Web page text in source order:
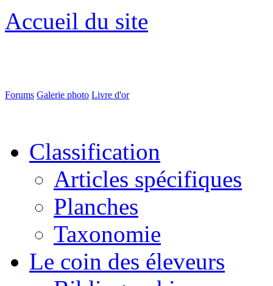
Accueil du site
Forums Galerie photo Livre d'or
Classification
Articles spécifiques
Planches
Taxonomie
Le coin des éleveurs